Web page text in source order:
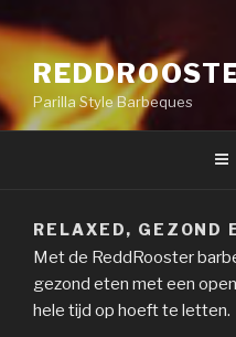
Parilla Style Barbeques
RELAXED, GEZOND
Met de ReddRooster
gezond eten met een
hele tijd op hoeft te letten.